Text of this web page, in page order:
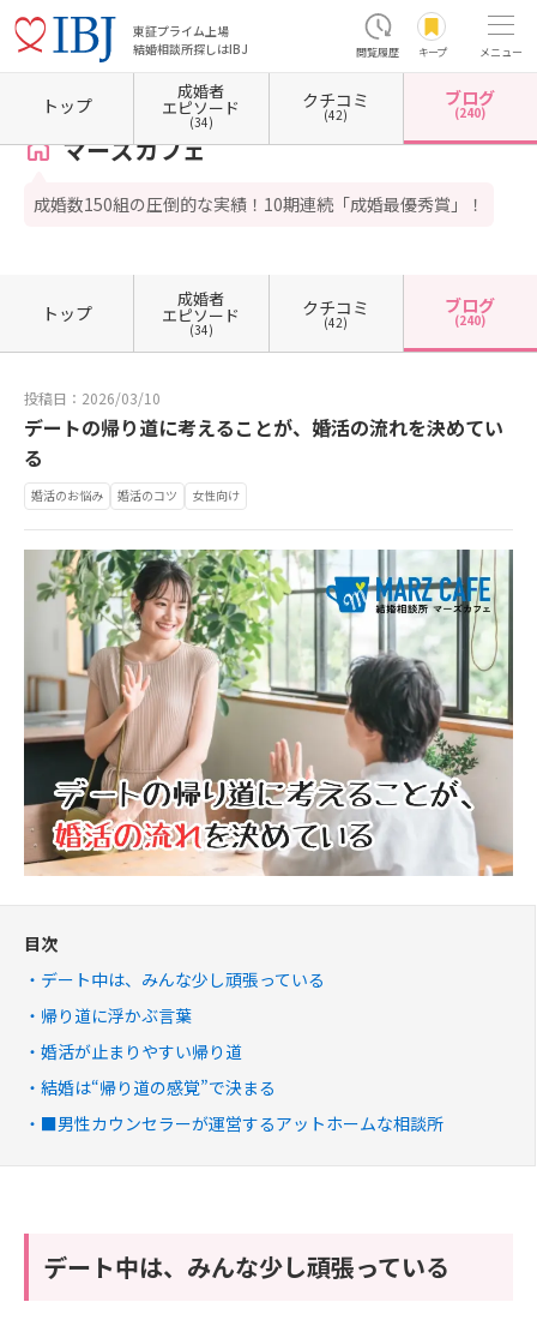
東証プライム上場
結婚相談所探しはIBJ
閲覧履歴 キープ メニュー
ホーム 東京都の結婚相談所 東京都中野区 マーズカフェ カウンセラーブログ一覧
マーズカフェ
成婚数150組の圧倒的な実績！10期連続「成婚最優秀賞」！
トップ
成婚者
エピソード
(34)
クチコミ
(42)
ブログ
(240)
トップ
成婚者
エピソード
(34)
クチコミ
(42)
ブログ
(240)
投稿日：2026/03/10
デートの帰り道に考えることが、婚活の流れを決めてい
る
婚活のお悩み 婚活のコツ 女性向け
目次
デート中は、みんな少し頑張っている
帰り道に浮かぶ言葉
婚活が止まりやすい帰り道
結婚は“帰り道の感覚”で決まる
■男性カウンセラーが運営するアットホームな相談所
デート中は、みんな少し頑張っている